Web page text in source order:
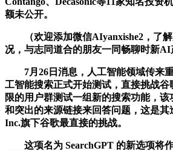
额未公开。
（欢迎添加微信AIyanxishe2，了解
况，与志同道合的朋友一同畅聊时新AI
7月26日消息，人工智能领域传来重
工智能搜索正式开始测试，直接挑战
限的用户群测试一组新的搜索功能，
和突出的来源链接来回答问题，这是其
Inc.旗下谷歌最直接的挑战。
这项名为 SearchGPT 的新选项将作